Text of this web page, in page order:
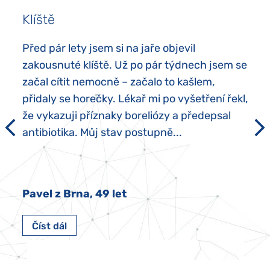
Klíště
Před pár lety jsem si na jaře objevil
zakousnuté klíště. Už po pár týdnech jsem se
začal cítit nemocně – začalo to kašlem,
přidaly se horečky. Lékař mi po vyšetření řekl,
že vykazuji příznaky boreliózy a předepsal
antibiotika. Můj stav postupně...
Pavel z Brna, 49 let
Číst dál